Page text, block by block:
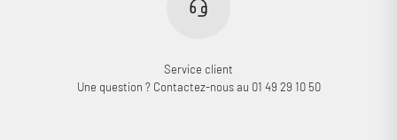
Service client
Une question ? Contactez-nous au 01 49 29 10 50